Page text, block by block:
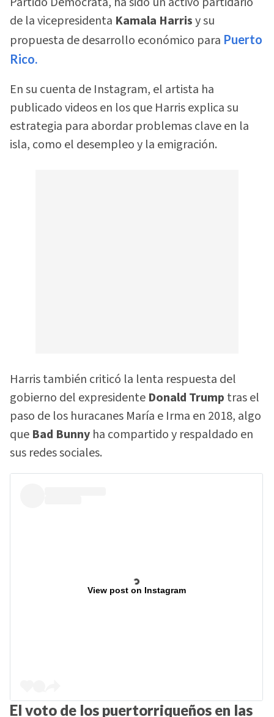
de la vicepresidenta Kamala Harrisy su
propuesta de desarrollo económico para Puerto
Rico.
En su cuenta de Instagram, el artista ha
publicado videos en los que Harris explica su
estrategia para abordar problemas clave en la
isla, como el desempleo y la emigración.
Harris también criticó la lenta respuesta del
gobierno del expresidente Donald Trump tras el
paso de los huracanes María e Irma en 2018, algo
que Bad Bunny ha compartido y respaldado en
sus redes sociales.
View post on Instagram
El voto de los puertorriqueños en las